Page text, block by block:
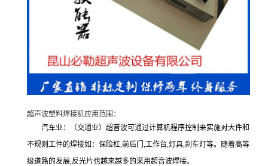
超声波塑料焊接机应用范围：
汽车业：（交通业）超音波可通过计算机程序控制来实施对大件和
不规则工件的焊接如：保险杠,前后门,工作台,灯具,刹车灯等。随着高等
级道路的发展,反光片也越来越多的采用超音波焊接。